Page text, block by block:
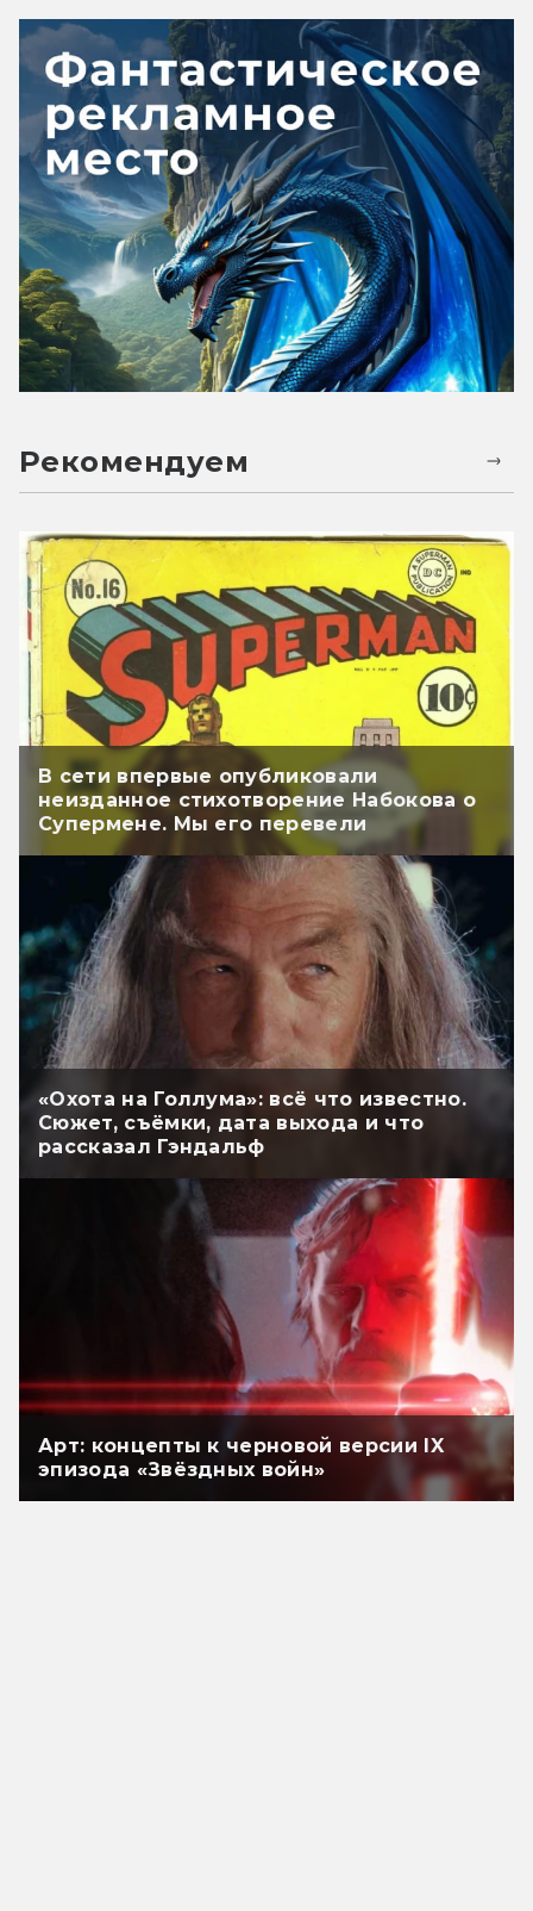
Рекомендуем
В сети впервые опубликовали
неизданное стихотворение Набокова о
Супермене. Мы его перевели
«Охота на Голлума»: всё что известно.
Сюжет, съёмки, дата выхода и что
рассказал Гэндальф
Арт: концепты к черновой версии IX
эпизода «Звёздных войн»